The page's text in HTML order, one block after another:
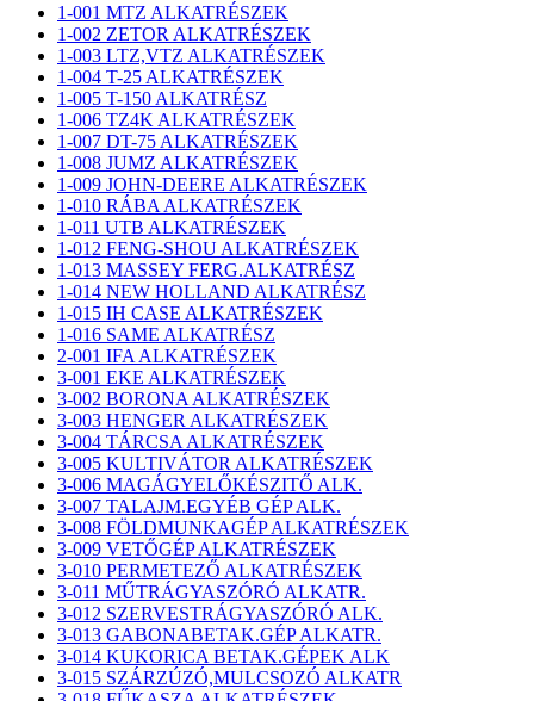
1-001 MTZ ALKATRÉSZEK
1-002 ZETOR ALKATRÉSZEK
1-003 LTZ,VTZ ALKATRÉSZEK
1-004 T-25 ALKATRÉSZEK
1-005 T-150 ALKATRÉSZ
1-006 TZ4K ALKATRÉSZEK
1-007 DT-75 ALKATRÉSZEK
1-008 JUMZ ALKATRÉSZEK
1-009 JOHN-DEERE ALKATRÉSZEK
1-010 RÁBA ALKATRÉSZEK
1-011 UTB ALKATRÉSZEK
1-012 FENG-SHOU ALKATRÉSZEK
1-013 MASSEY FERG.ALKATRÉSZ
1-014 NEW HOLLAND ALKATRÉSZ
1-015 IH CASE ALKATRÉSZEK
1-016 SAME ALKATRÉSZ
2-001 IFA ALKATRÉSZEK
3-001 EKE ALKATRÉSZEK
3-002 BORONA ALKATRÉSZEK
3-003 HENGER ALKATRÉSZEK
3-004 TÁRCSA ALKATRÉSZEK
3-005 KULTIVÁTOR ALKATRÉSZEK
3-006 MAGÁGYELŐKÉSZITŐ ALK.
3-007 TALAJM.EGYÉB GÉP ALK.
3-008 FÖLDMUNKAGÉP ALKATRÉSZEK
3-009 VETŐGÉP ALKATRÉSZEK
3-010 PERMETEZŐ ALKATRÉSZEK
3-011 MŰTRÁGYASZÓRÓ ALKATR.
3-012 SZERVESTRÁGYASZÓRÓ ALK.
3-013 GABONABETAK.GÉP ALKATR.
3-014 KUKORICA BETAK.GÉPEK ALK
3-015 SZÁRZÚZÓ,MULCSOZÓ ALKATR